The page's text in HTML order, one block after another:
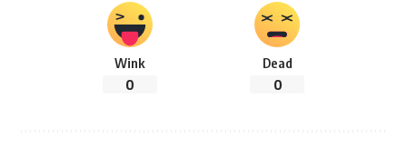
Dead
0
Wink
0